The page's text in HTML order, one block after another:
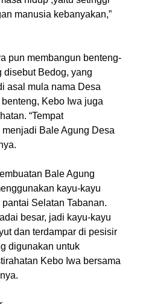
manusia kebanyakan,”
pun membangun benteng-
disebut Bedog, yang
asal mula nama Desa
Kebo Iwa juga
“Tempat
Bale Agung Desa
Bale Agung
kayu-kayu
Selatan Tabanan.
besar, jadi kayu-kayu
dan terdampar di pesisir
digunakan untuk
Kebo Iwa bersama